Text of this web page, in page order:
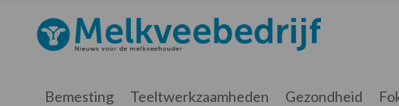
hoofdnavigatie
hoofd
voettekst
Melkveebedrijf.nl
Bemesting Teeltwerkzaamheden Gezondheid